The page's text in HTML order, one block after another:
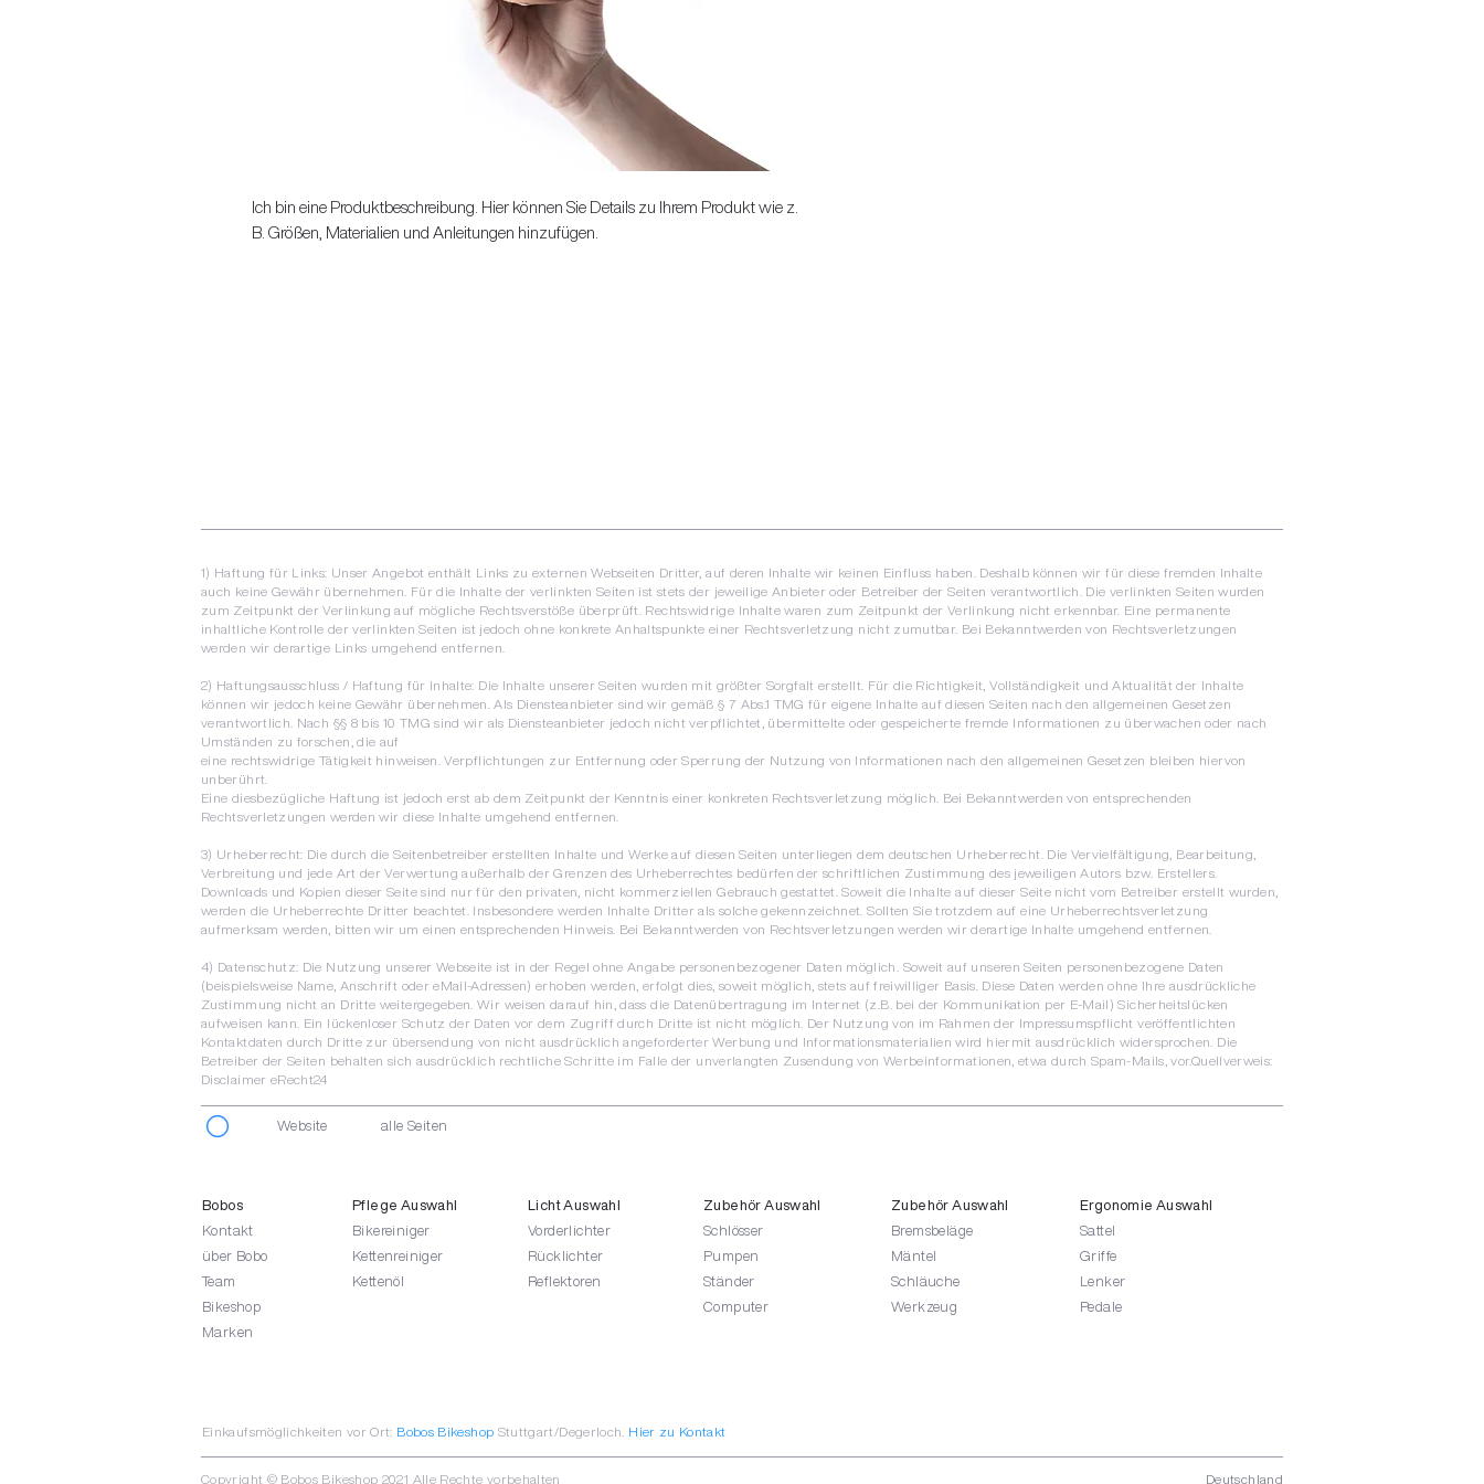
Ich bin eine Produktbeschreibung. Hier können Sie Details zu Ihrem Produkt wie z.
B. Größen, Materialien und Anleitungen hinzufügen.
1) Haftung für Links: Unser Angebot enthält Links zu externen Webseiten Dritter, auf deren Inhalte wir keinen Einfluss haben. Deshalb können wir für diese fremden Inhalte
auch keine Gewähr übernehmen. Für die Inhalte der verlinkten Seiten ist stets der jeweilige Anbieter oder Betreiber der Seiten verantwortlich. Die verlinkten Seiten wurden
zum Zeitpunkt der Verlinkung auf mögliche Rechtsverstöße überprüft. Rechtswidrige Inhalte waren zum Zeitpunkt der Verlinkung nicht erkennbar. Eine permanente
inhaltliche Kontrolle der verlinkten Seiten ist jedoch ohne konkrete Anhaltspunkte einer Rechtsverletzung nicht zumutbar. Bei Bekanntwerden von Rechtsverletzungen
werden wir derartige Links umgehend entfernen.
2) Haftungsausschluss / Haftung für Inhalte: Die Inhalte unserer Seiten wurden mit größter Sorgfalt erstellt. Für die Richtigkeit, Vollständigkeit und Aktualität der Inhalte
können wir jedoch keine Gewähr übernehmen. Als Diensteanbieter sind wir gemäß § 7 Abs.1 TMG für eigene Inhalte auf diesen Seiten nach den allgemeinen Gesetzen
verantwortlich. Nach §§ 8 bis 10 TMG sind wir als Diensteanbieter jedoch nicht verpflichtet, übermittelte oder gespeicherte fremde Informationen zu überwachen oder nach
Umständen zu forschen, die auf
eine rechtswidrige Tätigkeit hinweisen. Verpflichtungen zur Entfernung oder Sperrung der Nutzung von Informationen nach den allgemeinen Gesetzen bleiben hiervon
unberührt.
Eine diesbezügliche Haftung ist jedoch erst ab dem Zeitpunkt der Kenntnis einer konkreten Rechtsverletzung möglich. Bei Bekanntwerden von entsprechenden
Rechtsverletzungen werden wir diese Inhalte umgehend entfernen.
3) Urheberrecht: Die durch die Seitenbetreiber erstellten Inhalte und Werke auf diesen Seiten unterliegen dem deutschen Urheberrecht. Die Vervielfältigung, Bearbeitung,
Verbreitung und jede Art der Verwertung außerhalb der Grenzen des Urheberrechtes bedürfen der schriftlichen Zustimmung des jeweiligen Autors bzw. Erstellers.
Downloads und Kopien dieser Seite sind nur für den privaten, nicht kommerziellen Gebrauch gestattet. Soweit die Inhalte auf dieser Seite nicht vom Betreiber erstellt wurden,
werden die Urheberrechte Dritter beachtet. Insbesondere werden Inhalte Dritter als solche gekennzeichnet. Sollten Sie trotzdem auf eine Urheberrechtsverletzung
aufmerksam werden, bitten wir um einen entsprechenden Hinweis. Bei Bekanntwerden von Rechtsverletzungen werden wir derartige Inhalte umgehend entfernen.
4) Datenschutz: Die Nutzung unserer Webseite ist in der Regel ohne Angabe personenbezogener Daten möglich. Soweit auf unseren Seiten personenbezogene Daten
(beispielsweise Name, Anschrift oder eMail-Adressen) erhoben werden, erfolgt dies, soweit möglich, stets auf freiwilliger Basis. Diese Daten werden ohne Ihre ausdrückliche
Zustimmung nicht an Dritte weitergegeben. Wir weisen darauf hin, dass die Datenübertragung im Internet (z.B. bei der Kommunikation per E-Mail) Sicherheitslücken
aufweisen kann. Ein lückenloser Schutz der Daten vor dem Zugriff durch Dritte ist nicht möglich. Der Nutzung von im Rahmen der Impressumspflicht veröffentlichten
Kontaktdaten durch Dritte zur übersendung von nicht ausdrücklich angeforderter Werbung und Informationsmaterialien wird hiermit ausdrücklich widersprochen. Die
Betreiber der Seiten behalten sich ausdrücklich rechtliche Schritte im Falle der unverlangten Zusendung von Werbeinformationen, etwa durch Spam-Mails, vor.Quellverweis:
Disclaimer eRecht24
Website alle Seiten
Pflege Auswahl
Bikereiniger
Kettenreiniger
Kettenöl
Bobos
Kontakt
über Bobo
Team
Bikeshop
Marken
Licht Auswahl
Vorderlichter
Rücklichter
Reflektoren
Zubehör Auswahl
Schlösser
Pumpen
Ständer
Computer
Zubehör Auswahl
Bremsbeläge
Mäntel
Schläuche
Werkzeug
Ergonomie Auswahl
Sattel
Griffe
Lenker
Pedale
Einkaufsmöglichkeiten vor Ort: Bobos Bikeshop Stuttgart/Degerloch. Hier zu Kontakt
Copyright © Bobos Bikeshop 2021 Alle Rechte vorbehalten Deutschland